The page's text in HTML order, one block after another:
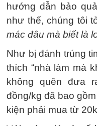
hướng dẫn bảo
như thế, chúng tôi
mác đâu mà biết là
Như bị đánh trúng
thích “nhà làm mà
không quên đưa
đồng/kg đã bao
kiện phải mua từ